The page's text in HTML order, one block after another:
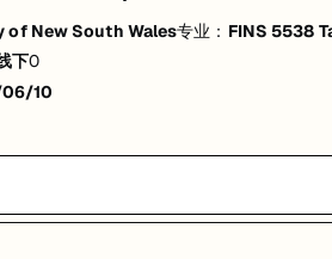
New South Wales
Restructuring and Corporate
of New South Wales专业： FINS 5538
下0
10